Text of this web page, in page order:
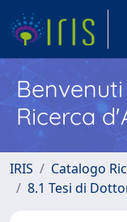
Ricerca
IRIS Catalogo
8.1 Tesi di